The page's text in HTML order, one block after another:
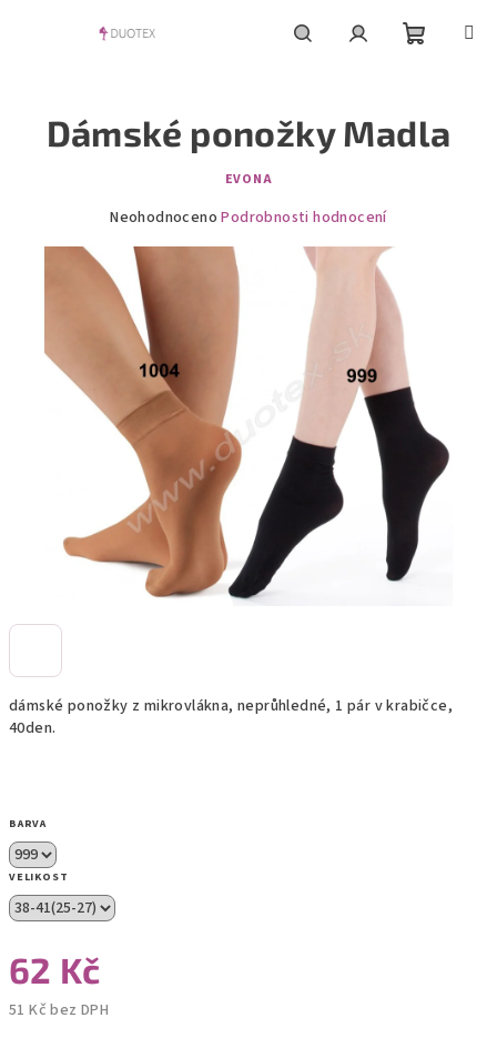
košík
dámské ponožky z mikrovlákna, neprůhledné, 1 pár v krabičce,
40den.
BARVA
VELIKOST
62 Kč
51 Kč bez DPH
Dámské ponožky Madla
EVONA
Průměrné
produktu
je
0,0
hvězdiček.
Neohodnoceno Podrobnosti hodnocení